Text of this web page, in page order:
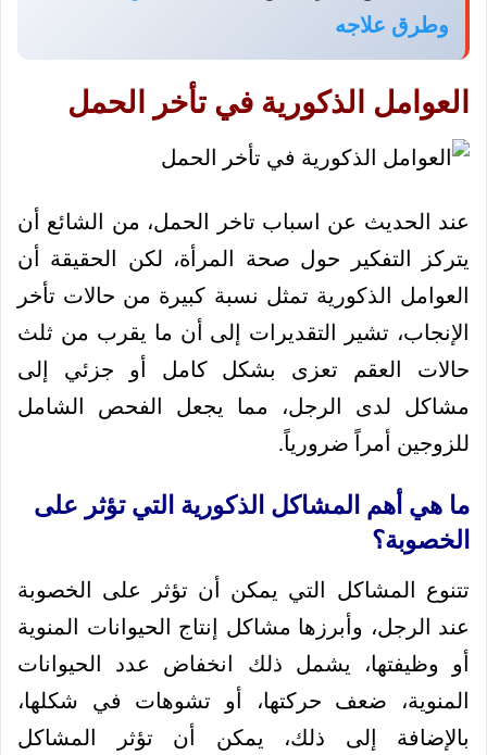
وطرق علاجه
العوامل الذكورية في تأخر الحمل
عند الحديث عن اسباب تاخر الحمل، من الشائع أن
يتركز التفكير حول صحة المرأة، لكن الحقيقة أن
العوامل الذكورية تمثل نسبة كبيرة من حالات تأخر
الإنجاب، تشير التقديرات إلى أن ما يقرب من ثلث
حالات العقم تعزى بشكل كامل أو جزئي إلى
مشاكل لدى الرجل، مما يجعل الفحص الشامل
للزوجين أمراً ضرورياً.
ما هي أهم المشاكل الذكورية التي تؤثر على
الخصوبة؟
تتنوع المشاكل التي يمكن أن تؤثر على الخصوبة
عند الرجل، وأبرزها مشاكل إنتاج الحيوانات المنوية
أو وظيفتها، يشمل ذلك انخفاض عدد الحيوانات
المنوية، ضعف حركتها، أو تشوهات في شكلها،
بالإضافة إلى ذلك، يمكن أن تؤثر المشاكل